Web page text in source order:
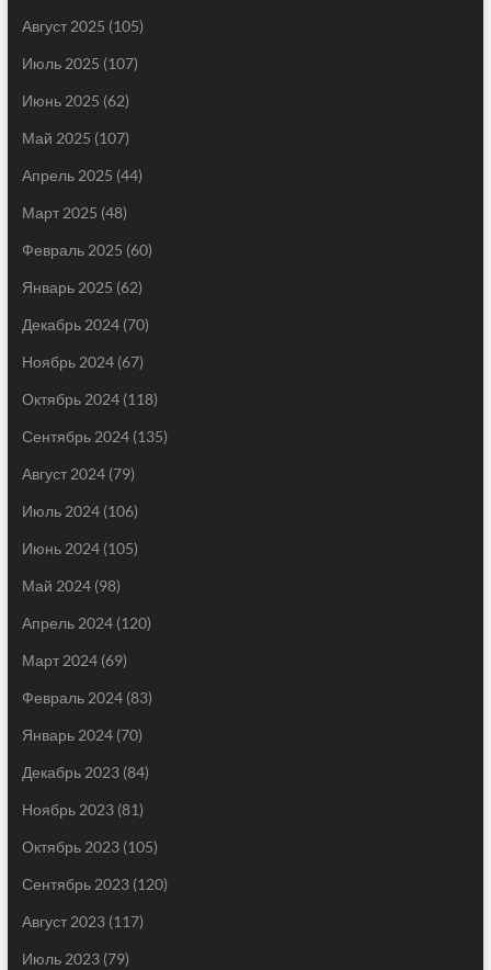
Август 2025 (105)
Июль 2025 (107)
Июнь 2025 (62)
Май 2025 (107)
Апрель 2025 (44)
Март 2025 (48)
Февраль 2025 (60)
Январь 2025 (62)
Декабрь 2024(70)
Ноябрь 2024(67)
Октябрь 2024(118)
Сентябрь 2024(135)
Август 2024(79)
Июль 2024(106)
Июнь 2024(105)
Май 2024(98)
Апрель 2024(120)
Март 2024(69)
Февраль 2024(83)
Январь 2024(70)
Декабрь 2023(84)
Ноябрь 2023(81)
Октябрь 2023(105)
Сентябрь 2023(120)
Август 2023(117)
Июль 2023(79)